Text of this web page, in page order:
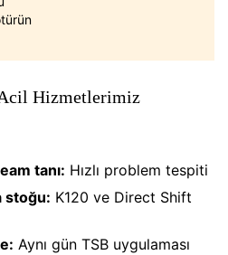
Hizmetlerimiz
tanı: Hızlı problem tespiti
stoğu: K120 ve Direct Shift
Aynı gün TSB uygulaması